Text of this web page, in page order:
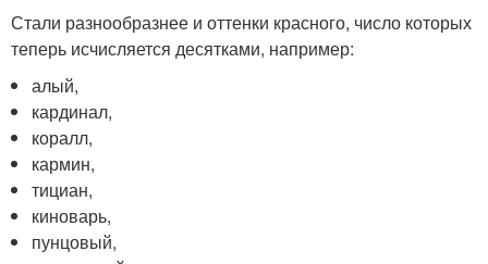
Стали разнообразнее и оттенки красного, число которых
теперь исчисляется десятками, например:
алый,
кардинал,
коралл,
кармин,
тициан,
киноварь,
пунцовый,